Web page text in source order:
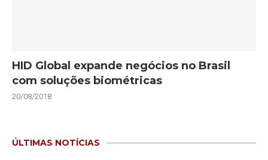
HID Global expande negócios no Brasil
com soluções biométricas
20/08/2018
ÚLTIMAS NOTÍCIAS